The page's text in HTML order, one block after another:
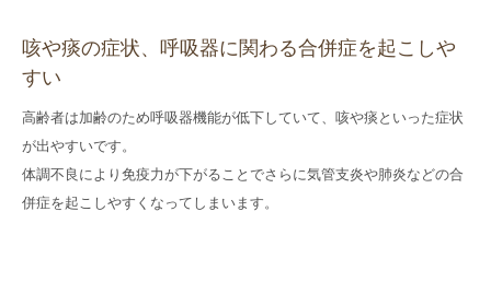
咳や痰の症状、呼吸器に関わる合併症を起こしや
すい
高齢者は加齢のため呼吸器機能が低下していて、咳や痰といった症状
が出やすいです。
体調不良により免疫力が下がることでさらに気管支炎や肺炎などの合
併症を起こしやすくなってしまいます。